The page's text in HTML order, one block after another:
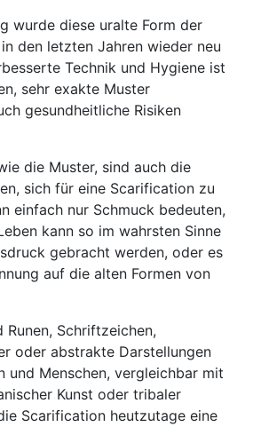
wurde diese uralte Form der
den letzten Jahren wieder neu
Technik und Hygiene ist
sehr exakte Muster
gesundheitliche Risiken
die Muster, sind auch die
sich für eine Scarification zu
einfach nur Schmuck bedeuten,
kann so im wahrsten Sinne
gebracht werden, oder es
auf die alten Formen von
Schriftzeichen,
oder abstrakte Darstellungen
und Menschen, vergleichbar mit
Kunst oder tribaler
Scarification heutzutage eine